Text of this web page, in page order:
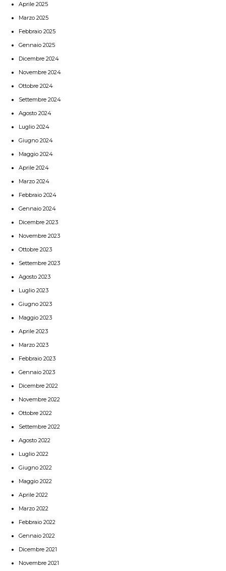
Aprile 2025
Marzo 2025
Febbraio 2025
Gennaio 2025
Dicembre 2024
Novembre 2024
Ottobre 2024
Settembre 2024
Agosto 2024
Luglio 2024
Giugno 2024
Maggio 2024
Aprile 2024
Marzo 2024
Febbraio 2024
Gennaio 2024
Dicembre 2023
Novembre 2023
Ottobre 2023
Settembre 2023
Agosto 2023
Luglio 2023
Giugno 2023
Maggio 2023
Aprile 2023
Marzo 2023
Febbraio 2023
Gennaio 2023
Dicembre 2022
Novembre 2022
Ottobre 2022
Settembre 2022
Agosto 2022
Luglio 2022
Giugno 2022
Maggio 2022
Aprile 2022
Marzo 2022
Febbraio 2022
Gennaio 2022
Dicembre 2021
Novembre 2021